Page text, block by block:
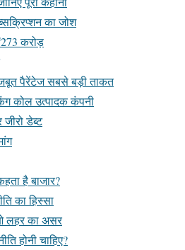
का जोश
करोड़
पैरेंटेज सबसे बड़ी ताकत
कोल उत्पादक कंपनी
डेब्ट
है बाजार?
का हिस्सा
लहर का असर
होनी चाहिए?